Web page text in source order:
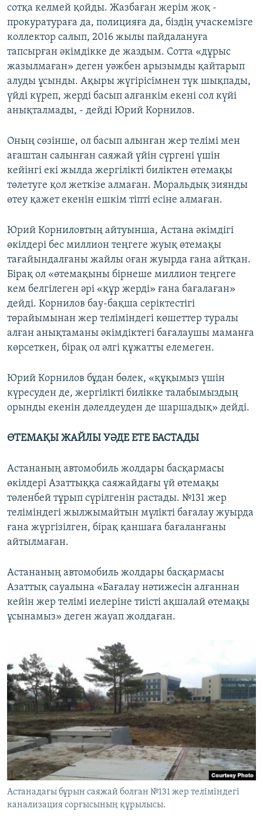
сотқа келмей қойды. Жазбаған жерім жоқ -
прокуратураға да, полицияға да, біздің учаскемізге
коллектор салып, 2016 жылы пайдалануға
тапсырған әкімдікке де жаздым. Сотта «дұрыс
жазылмаған» деген уәжбен арызымды қайтарып
алуды ұсынды. Ақыры жүгірісімнен түк шықпады,
үйді күреп, жерді басып алғанкім екені сол күйі
анықталмады, - дейді Юрий Корнилов.
Оның сөзінше, ол басып алынған жер телімі мен
ағаштан салынған саяжай үйін сүргені үшін
кейінгі екі жылда жергілікті биліктен өтемақы
төлетуге қол жеткізе алмаған. Моральдық зиянды
өтеу қажет екенін ешкім тіпті есіне алмаған.
Юрий Корниловтың айтуынша, Астана әкімдігі
өкілдері бес миллион теңгеге жуық өтемақы
тағайындалғаны жайлы оған жуырда ғана айтқан.
Бірақ ол «өтемақыны бірнеше миллион теңгеге
кем белгілеген әрі «құр жерді» ғана бағалаған»
дейді. Корнилов бау-бақша серіктестігі
төрайымынан жер теліміндегі көшеттер туралы
алған анықтаманы әкімдіктегі бағалаушы маманға
көрсеткен, бірақ ол әлгі құжатты елемеген.
Юрий Корнилов бұдан бөлек, «құқымыз үшін
күресуден де, жергілікті билікке талабымыздың
орынды екенін дәлелдеуден де шаршадық» дейді.
ӨТЕМАҚЫ ЖАЙЛЫ УӘДЕ ЕТЕ БАСТАДЫ
Астананың автомобиль жолдары басқармасы
өкілдері Азаттыққа саяжайдағы үй өтемақы
төленбей тұрып сүрілгенін растады. №131 жер
теліміндегі жылжымайтын мүлікті бағалау жуырда
ғана жүргізілген, бірақ қаншаға бағаланғаны
айтылмаған.
Астананың автомобиль жолдары басқармасы
Азаттық сауалына «Бағалау нәтижесін алғаннан
кейін жер телімі иелеріне тиісті ақшалай өтемақы
ұсынамыз» деген жауап жолдаған.
Астанадағы бұрын саяжай болған №131 жер теліміндегі
канализация сорғысының құрылысы.